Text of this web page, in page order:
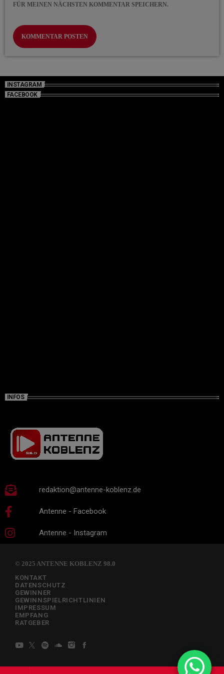
FÜR MEINEN NÄCHSTEN KOMMENTAR SPEICHERN.
INSTAGRAM
FACEBOOK
INFOS
redaktion@antenne-koblenz.de
Antenne - Facebook
Antenne - Instagram
© 2025 ANTENNE KOBLENZ 98.0
KONTAKT
DATENSCHUTZ
GEWINNER
GEWINNSPIELRICHTLINIEN
IMPRESSUM
EMPFANG
RATGEBER